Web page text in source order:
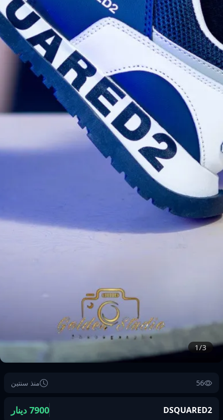
1/3
56 منذ سنتين
DSQUARED2 7900 دينار